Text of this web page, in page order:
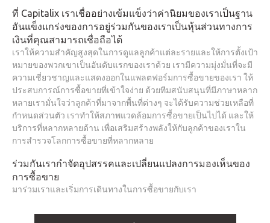
ที่ Capitalix เราเชื่ออย่างเข้มแข็งว่าค่านิยมของเราเป็นฐาน
อันแข็งแกร่งของการอยู่ร่วมกันของเราเป็นหุ้นส่วนทางการ
เงินที่คุณสามารถเชื่อถือได้
เราให้ความสำคัญสูงสุดในการดูแลลูกค้าแต่ละรายและให้การตั้งเป้า
หมายของพวกเขาเป็นอันดับแรกของเราด้วย เรามีความมุ่งมั่นที่จะมี
ความเชี่ยวชาญและแสดงออกในแพลตฟอร์มการซื้อขายของเรา ให้
ประสบการณ์การซื้อขายที่เข้าใจง่าย ด้วยทีมสนับสนุนที่มีภาษาหลาก
หลายเรามั่นใจว่าลูกค้าที่มาจากพื้นที่ต่างๆ จะได้รับความช่วยเหลือที่
กำหนดส่วนตัว เราทำให้สภาพแวดล้อมการซื้อขายเป็นไปได้ และให้
บริการที่หลากหลายด้าน เพื่อเสริมสร้างพลังให้กับลูกค้าของเราใน
การสำรวจโลกการซื้อขายที่หลากหลาย
ร่วมกันเรากำจัดอุปสรรคและเปลี่ยนแปลงการมองเห็นของ
การซื้อขาย
มาร่วมเราและเริ่มการเดินทางในการซื้อขายกับเรา